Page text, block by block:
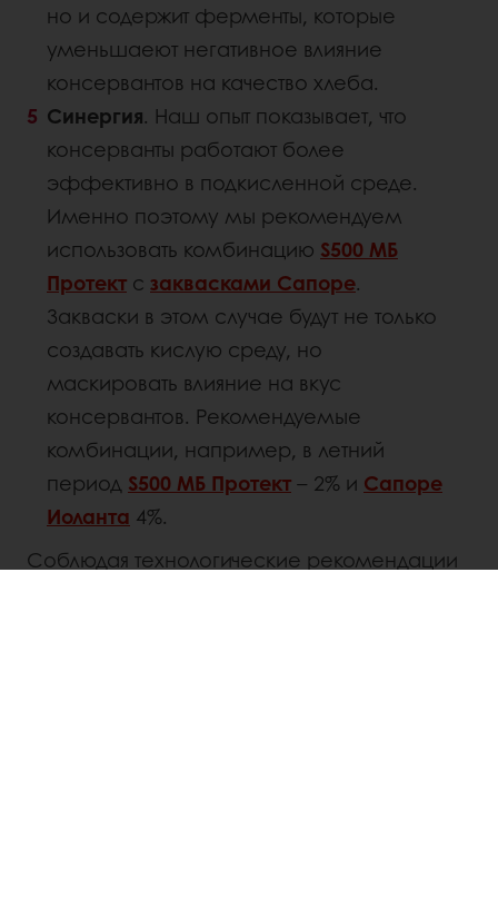
но и содержит ферменты, которые
уменьшаеют негативное влияние
консервантов на качество хлеба.
Синергия. Наш опыт показывает, что
консерванты работают более
эффективно в подкисленной среде.
Именно поэтому мы рекомендуем
использовать комбинацию S500 МБ
Протект с заквасками Сапоре.
Закваски в этом случае будут не только
создавать кислую среду, но
маскировать влияние на вкус
консервантов. Рекомендуемые
комбинации, например, в летний
период S500 МБ Протект– 2% и Сапоре
Иоланта 4%.
Соблюдая технологические рекомендации